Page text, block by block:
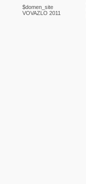
$domen_site
VOVAZLO 2011